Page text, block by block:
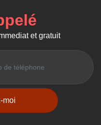
et gratuit